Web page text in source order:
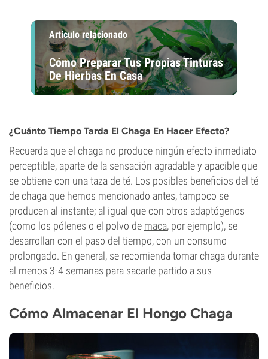
Artículo relacionado
Cómo Preparar Tus Propias Tinturas
De Hierbas En Casa
¿Cuánto Tiempo Tarda El Chaga En Hacer Efecto?
Recuerda que el chaga no produce ningún efecto inmediato
perceptible, aparte de la sensación agradable y apacible que
se obtiene con una taza de té. Los posibles beneficios del té
de chaga que hemos mencionado antes, tampoco se
producen al instante; al igual que con otros adaptógenos
(como los pólenes o el polvo de maca, por ejemplo), se
desarrollan con el paso del tiempo, con un consumo
prolongado. En general, se recomienda tomar chaga durante
al menos 3-4 semanas para sacarle partido a sus
beneficios.
Cómo Almacenar El Hongo Chaga